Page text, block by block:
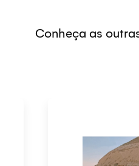
Conheça as